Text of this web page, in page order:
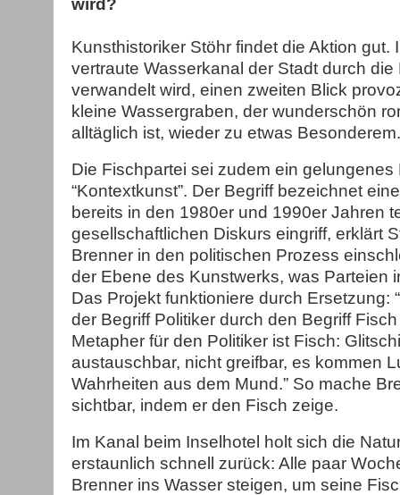
Kunsthistoriker Stöhr findet die Aktion gut.
vertraute Wasserkanal der Stadt durch
verwandelt wird, einen zweiten Blick
kleine Wassergraben, der wunderschön
alltäglich ist, wieder zu etwas
Die Fischpartei sei zudem ein gelungenes
“Kontextkunst”. Der Begriff bezeichnet
bereits in den 1980er und 1990er Jahren
gesellschaftlichen Diskurs eingriff, erklärt
Brenner in den politischen Prozess
der Ebene des Kunstwerks, was Parteien
Das Projekt funktioniere durch Ersetzung:
der Begriff Politiker durch den Begriff
Metapher für den Politiker ist Fisch:
austauschbar, nicht greifbar, es kommen
Wahrheiten aus dem Mund.” So mache
sichtbar, indem er den Fisch zeige.
Im Kanal beim Inselhotel holt sich die
erstaunlich schnell zurück: Alle paar
Brenner ins Wasser steigen, um seine